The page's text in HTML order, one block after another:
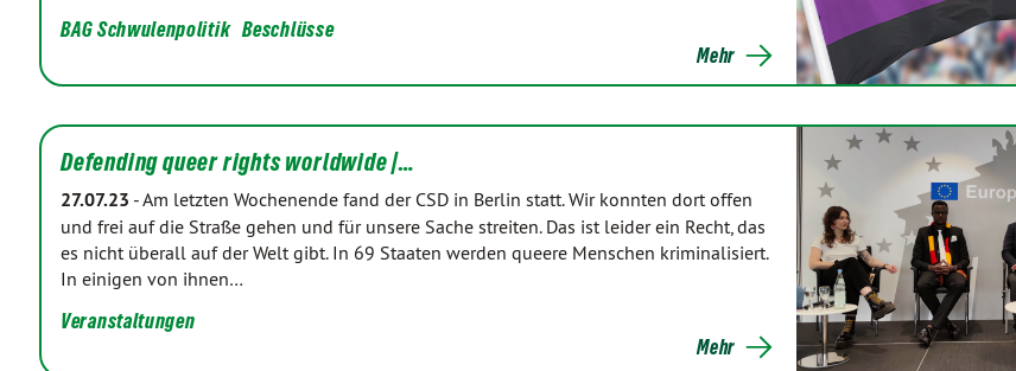
BAG Schwulenpolitik Beschlüsse
Mehr
Defending queer rights worldwide |…
27.07.23 -Am letzten Wochenende fand der CSD in Berlin statt. Wir konnten dort offen
und frei auf die Straße gehen und für unsere Sache streiten. Das ist leider ein Recht, das
es nicht überall auf der Welt gibt. In 69 Staaten werden queere Menschen kriminalisiert.
In einigen von ihnen…
Veranstaltungen
Mehr